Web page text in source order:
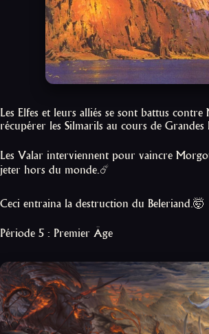
Les Elfes et leurs alliés se sont battus
récupérer les Silmarils au cours de Grandes
Les Valar interviennent pour vaincre
jeter hors du monde.☄️
Ceci entraina la destruction du Beleriand.🤯
Période 5 : Premier Âge